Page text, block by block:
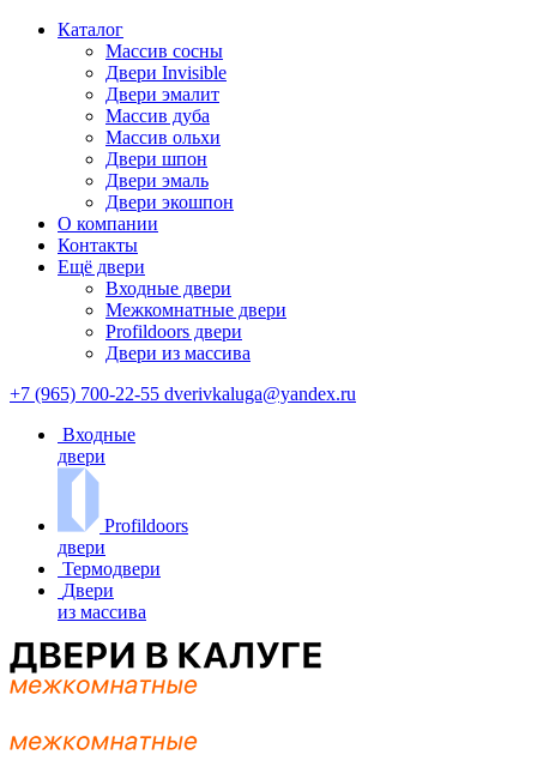
Каталог
Массив сосны
Двери Invisible
Двери эмалит
Массив дуба
Массив ольхи
Двери шпон
Двери эмаль
Двери экошпон
О компании
Контакты
Ещё двери
Входные двери
Межкомнатные двери
Profildoors двери
Двери из массива
+7 (965) 700-22-55 dverivkaluga@yandex.ru
Входные
двери
Profildoors
двери
Термодвери
Двери
из массива